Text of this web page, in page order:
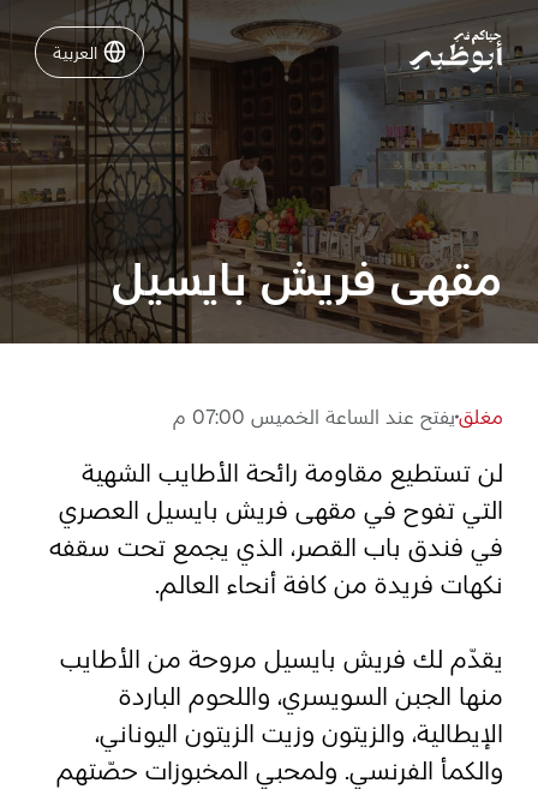
العربية
العربية
نشاطات لا تفوّتها في أبوظبي
دليلك لأبوظبي
فعاليات
تسجيل الدخول مسارات
رسم خريطة
أبو ظبي
منطقة العين
مقهى فريش بايسيل
مغلقيفتح عند الساعة الخميس 07:00 م
لن تستطيع مقاومة رائحة الأطايب الشهية
التي تفوح في مقهى فريش بايسيل العصري
في فندق باب القصر، الذي يجمع تحت سقفه
نكهات فريدة من كافة أنحاء العالم.
يقدّم لك فريش بايسيل مروحة من الأطايب
منها الجبن السويسري، واللحوم الباردة
الإيطالية، والزيتون وزيت الزيتون اليوناني،
والكمأ الفرنسي. ولمحبي المخبوزات حصّتهم